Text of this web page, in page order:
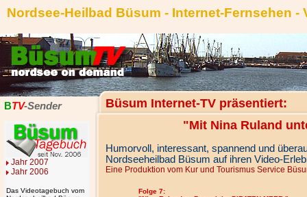
Nordsee-Heilbad Büsum - Internet-Fernsehen -
BTV-Sender
Jahr 2007
Jahr 2006
Das Videotagebuch vom
Büsum Internet-TV präsentiert:
"Mit Nina Ruland
Humorvoll, interessant, spannend und
Nordseeheilbad Büsum auf ihren Video-
Eine Produktion vom Kur und Tourismus Service
Folge 7: